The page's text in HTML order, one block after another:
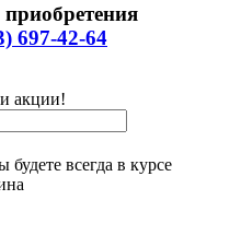
697-42-64
акции!
будете всегда в курсе